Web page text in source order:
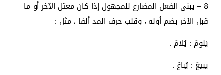
8 – يبنى الفعل المضارع للمجهول إذا كان معتل الآخر أو ما
قبل الآخر بضم أوله ، وقلب حرف المد ألفا ، مثل :
يَلومُ : يُلامُ .
يبيعُ : يُباعُ .